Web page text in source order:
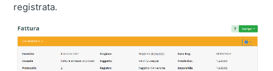
registrata.